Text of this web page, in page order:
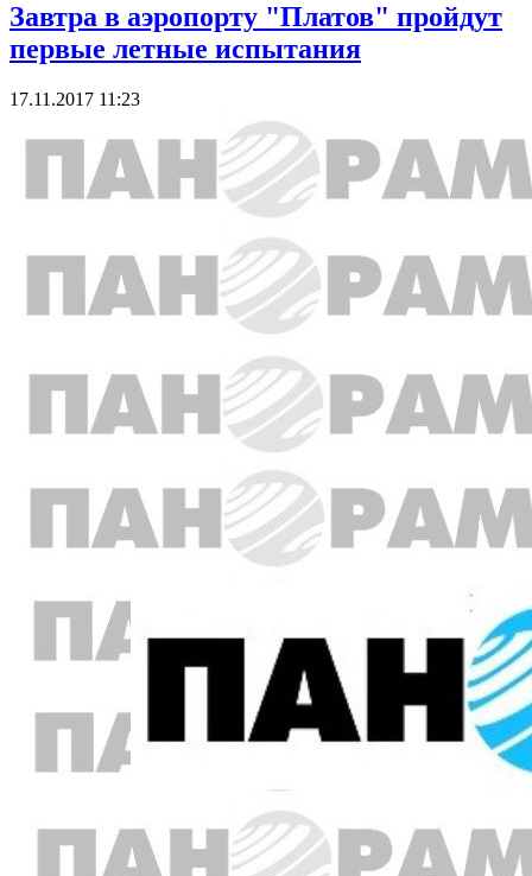
Завтра в аэропорту "Платов" пройдут
первые летные испытания
17.11.2017 11:23